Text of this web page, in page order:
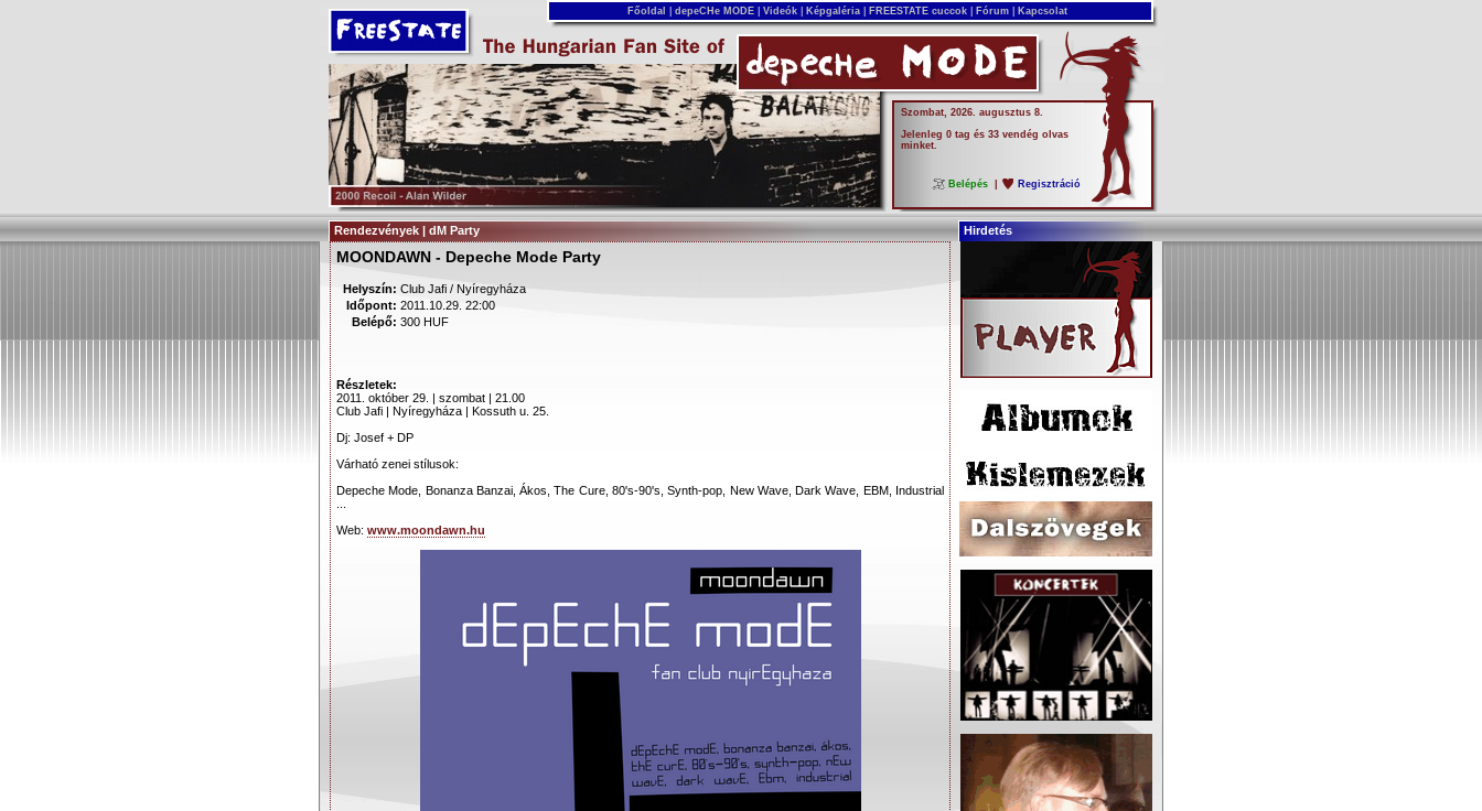
Főoldal depeCHe MODE Videók Képgaléria FREESTATE cuccok Fórum Kapcsolat
Szombat, 2026. augusztus 8.
Jelenleg 0 tag és 33 vendég olvas
minket.
Belépés Regisztráció
Rendezvények | dM Party Hirdetés
MOONDAWN - Depeche Mode Party
Helyszín: Club Jafi / Nyíregyháza
Időpont: 2011.10.29. 22:00
Belépő: 300 HUF
Részletek:
2011. október 29. | szombat | 21.00
Club Jafi | Nyíregyháza | Kossuth u. 25.
Dj: Josef + DP
Várható zenei stílusok:
Depeche Mode, Bonanza Banzai, Ákos, The Cure, 80's-90's, Synth-pop, New Wave, Dark Wave, EBM, Industrial
Web: www.moondawn.hu